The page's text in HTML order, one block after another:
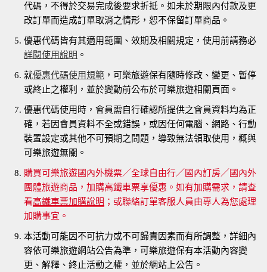
代碼，不得於交易完成後要求折抵。如未於期限內付款及更
改訂單而造成訂單取消之情形，恕不保留訂單商品。
優惠代碼皆有其適用範圍、效期及相關規定，使用前請務必
詳閱使用說明 。
就優惠代碼使用規範 ，可樂旅遊保有隨時修改、變更、暫停
或終止之權利，並於變動前公布於可樂旅遊相關頁面。
優惠代碼使用時，會員需自行確認所提供之會員資料均為正
確，若因會員資料不全或錯誤，或因任何電腦、網路、行動
裝置設定或其他不可預期之問題，導致無法領取使用，概與
可樂旅遊無關。
購買可樂旅遊國內外機票／全球自由行／國內訂房／國內外
團體旅遊商品，加購高鐵車票享優惠。如有加購需求，請查
看高鐵車票加購說明 ；或聯絡訂單客服人員由專人為您處理
加購事宜。
本活動可能因不可抗力或不可歸責因素而有所調整，詳細內
容依可樂旅遊網站公告為準，可樂旅遊保有本活動內容變
更、解釋、終止活動之權，並於網站上公告。